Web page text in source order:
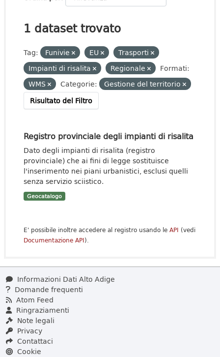
1 dataset trovato
Tag: Funivie EU
Trasporti
Impianti di risalita
Regionale
Formati:
WMS
Categorie:
Gestione del territorio
Risultato del Filtro
Registro provinciale degli impianti di risalita
Dato degli impianti di risalita (registro
provinciale) che ai fini di legge sostituisce
l'inserimento nei piani urbanistici, esclusi quelli
senza servizio sciistico.
Geocatalogo
E' possibile inoltre accedere al registro usando le API (vedi
Documentazione API).
Informazioni Dati Alto Adige
Domande frequenti
Atom Feed
Ringraziamenti
Note legali
Privacy
Contattaci
Cookie